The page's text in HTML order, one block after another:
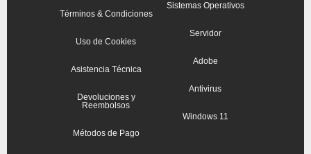
Términos & Condiciones
Uso de Cookies
Asistencia Técnica
Devoluciones y
Reembolsos
Métodos de Pago
Sistemas Operativos
Servidor
Adobe
Antivirus
Windows 11